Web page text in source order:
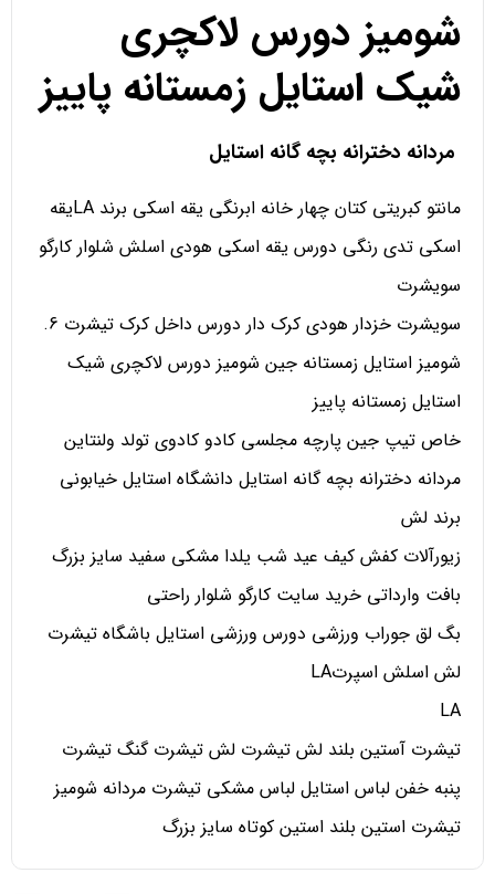
شومیز دورس لاکچری
شیک استایل زمستانه پاییز
مردانه دخترانه بچه گانه استایل
مانتو کبریتی کتان چهار خانه ابرنگی یقه اسکی برند LAیقه
اسکی تدی رنگی دورس یقه اسکی هودی اسلش شلوار کارگو
سویشرت
سویشرت خزدار هودی کرک دار دورس داخل کرک تیشرت 6.
شومیز استایل زمستانه جین شومیز دورس لاکچری شیک
استایل زمستانه پاییز
خاص تیپ جین پارچه مجلسی کادو کادوی تولد ولنتاین
مردانه دخترانه بچه گانه استایل دانشگاه استایل خیابونی
برند لش
زیورآلات کفش کیف عید شب یلدا مشکی سفید سایز بزرگ
بافت وارداتی خرید سایت کارگو شلوار راحتی
بگ لق جوراب ورزشی دورس ورزشی استایل باشگاه تیشرت
لش اسلش اسپرتLA
LA
تیشرت آستین بلند لش تیشرت لش تیشرت گنگ تیشرت
پنبه خفن لباس استایل لباس مشکی تیشرت مردانه شومیز
تیشرت استین بلند استین کوتاه سایز بزرگ